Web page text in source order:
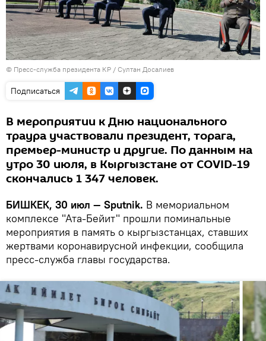
© Пресс-служба президента КР / Султан Досалиев
Подписаться
В мероприятии к Дню национального
траура участвовали президент, торага,
премьер-министр и другие. По данным на
утро 30 июля, в Кыргызстане от COVID-19
скончались 1 347 человек.
БИШКЕК, 30 июл — Sputnik. В мемориальном
комплексе "Ата-Бейит" прошли поминальные
мероприятия в память о кыргызстанцах, ставших
жертвами коронавирусной инфекции, сообщила
пресс-служба главы государства.